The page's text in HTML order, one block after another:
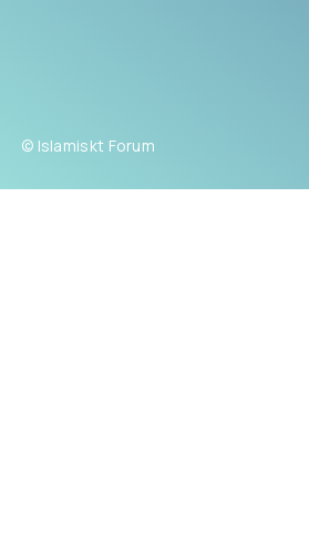
© Islamiskt Forum